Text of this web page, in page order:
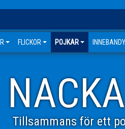
FLICKOR POJKAR
Tillsammans för ett